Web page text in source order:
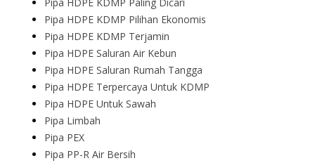
Pipa HDPE KDMP Pilihan Ekonomis
Pipa HDPE KDMP Terjamin
Pipa HDPE Saluran Air Kebun
Pipa HDPE Saluran Rumah Tangga
Pipa HDPE Terpercaya Untuk KDMP
Pipa HDPE Untuk Sawah
Pipa Limbah
Pipa PEX
Pipa PP-R Air Bersih